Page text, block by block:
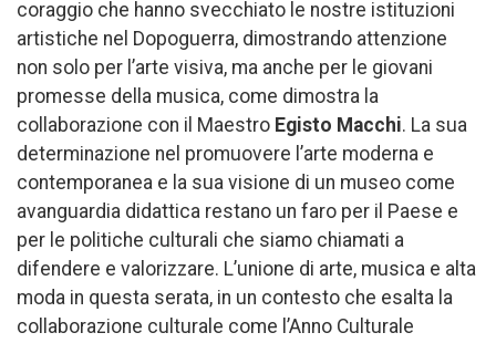
coraggio che hanno svecchiato le nostre istituzioni
artistiche nel Dopoguerra, dimostrando attenzione
non solo per l’arte visiva, ma anche per le giovani
promesse della musica, come dimostra la
collaborazione con il Maestro Egisto Macchi. La sua
determinazione nel promuovere l’arte moderna e
contemporanea e la sua visione di un museo come
avanguardia didattica restano un faro per il Paese e
per le politiche culturali che siamo chiamati a
difendere e valorizzare. L’unione di arte, musica e alta
moda in questa serata, in un contesto che esalta la
collaborazione culturale come l’Anno Culturale